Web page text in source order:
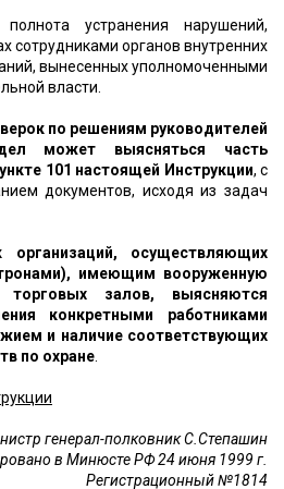
устранения нарушений,
сотрудниками органов внутренних
вынесенных уполномоченными
власти.
по решениям руководителей
может выясняться часть
101 настоящей Инструкции, с
документов, исходя из задач
осуществляющих
имеющим вооруженную
залов, выясняются
конкретными работниками
и наличие соответствующих
по охране
генерал-полковник С.Степашин
в Минюсте РФ 24 июня 1999 г.
Регистрационный №1814